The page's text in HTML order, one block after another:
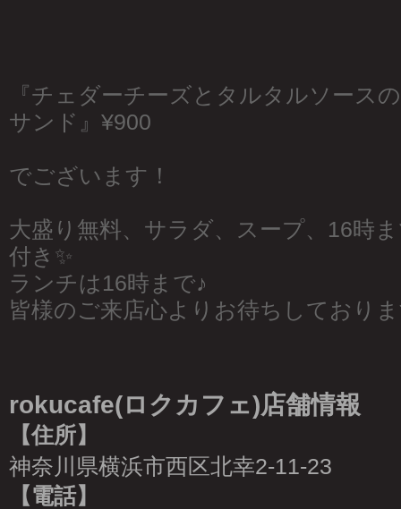
『チェダーチーズとタルタルソース
サンド』¥900
でございます！
大盛り無料、サラダ、スープ、16時
付き✨
ランチは16時まで♪
皆様のご来店心よりお待ちしており
rokucafe(ロクカフェ)店舗情報
【住所】
神奈川県横浜市西区北幸2-11-23
【電話】